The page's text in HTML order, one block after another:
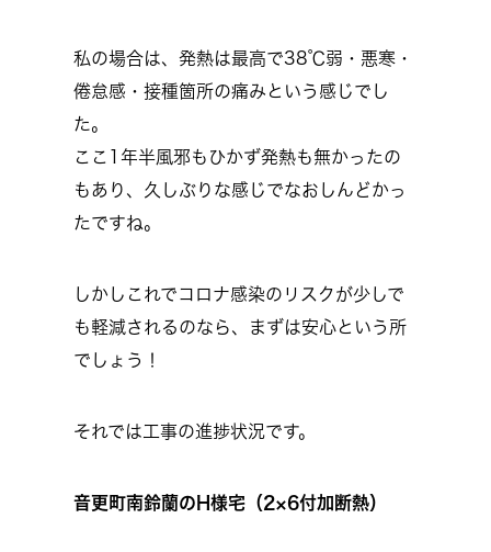
私の場合は、発熱は最高で38℃弱・悪寒・
倦怠感・接種箇所の痛みという感じでし
た。
ここ1年半風邪もひかず発熱も無かったの
もあり、久しぶりな感じでなおしんどかっ
たですね。
しかしこれでコロナ感染のリスクが少しで
も軽減されるのなら、まずは安心という所
でしょう！
それでは工事の進捗状況です。
音更町南鈴蘭のH様宅（2×6付加断熱）